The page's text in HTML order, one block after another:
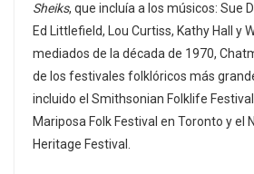
Sheiks, que incluía a los músicos: Sue
Ed Littlefield, Lou Curtiss, Kathy Hall y
mediados de la década de 1970,
de los festivales folklóricos más
incluido el Smithsonian Folklife
Mariposa Folk Festival en Toronto y el
Heritage Festival.